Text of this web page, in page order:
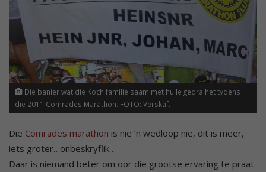
Die banier wat die Koch familie saam met hulle gedra het tydens
die 2011 Comrades Marathon. FOTO: Verskaf.
Die Comrades marathon is nie ’n wedloop nie, dit is meer,
iets groter…onbeskryflik…
Daar is niemand beter om oor die grootse ervaring te praat